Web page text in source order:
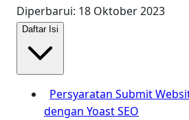
Diperbarui: 18 Oktober 2023
Daftar Isi
Persyaratan Submit
dengan Yoast SEO